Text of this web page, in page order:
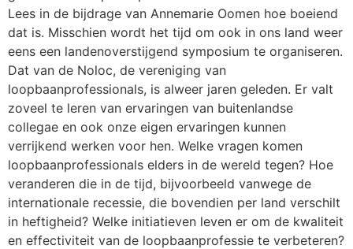
Lees in de bijdrage van Annemarie Oomen hoe boeiend
dat is. Misschien wordt het tijd om ook in ons land weer
eens een landenoverstijgend symposium te organiseren.
Dat van de Noloc, de vereniging van
loopbaanprofessionals, is alweer jaren geleden. Er valt
zoveel te leren van ervaringen van buitenlandse
collegae en ook onze eigen ervaringen kunnen
verrijkend werken voor hen. Welke vragen komen
loopbaanprofessionals elders in de wereld tegen? Hoe
veranderen die in de tijd, bijvoorbeeld vanwege de
internationale recessie, die bovendien per land verschilt
in heftigheid? Welke initiatieven leven er om de kwaliteit
en effectiviteit van de loopbaanprofessie te verbeteren?